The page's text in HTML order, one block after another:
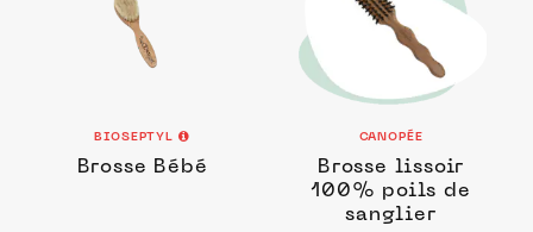
BIOSEPTYL
Brosse Bébé
CANOPÉE
Brosse lissoir
100% poils de
sanglier